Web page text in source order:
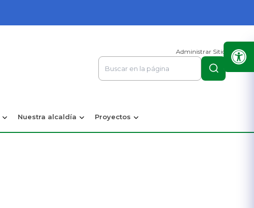
Administrar Sitio
Nuestra alcaldía Proyectos